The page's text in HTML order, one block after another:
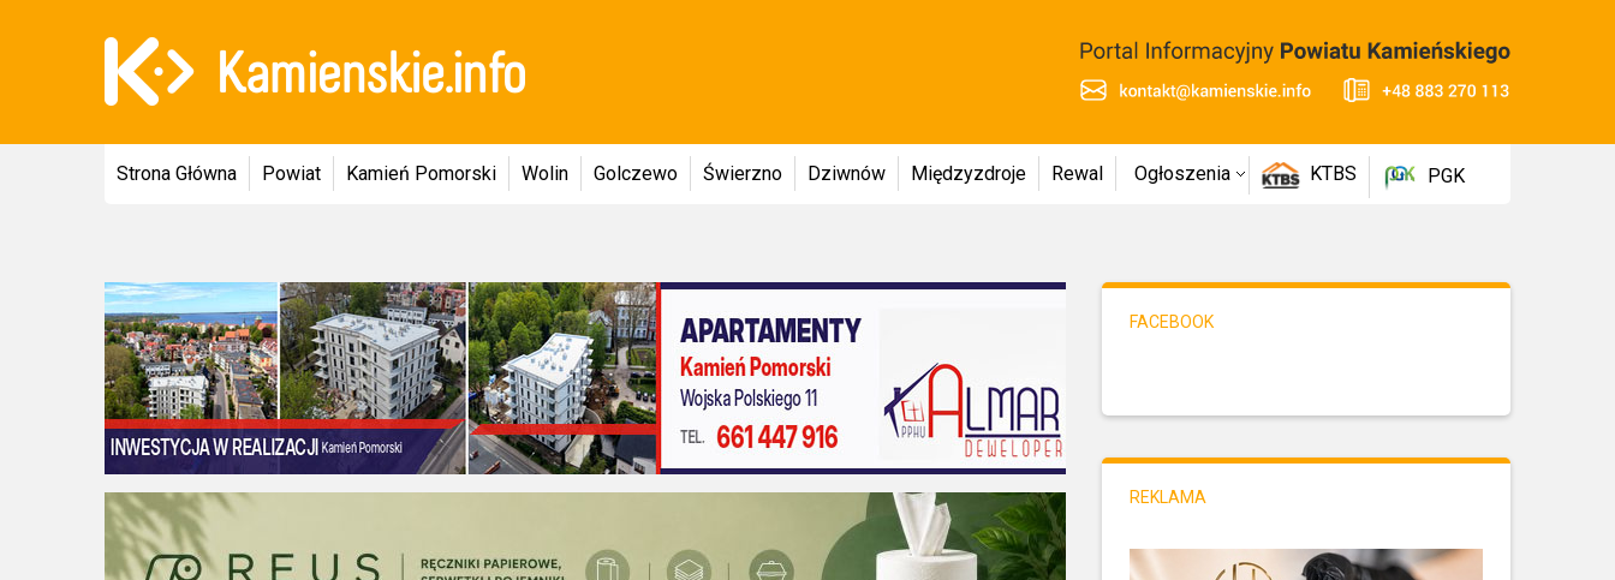
Strona Główna Powiat Kamień Pomorski Wolin Golczewo Świerzno Dziwnów Międzyzdroje Rewal Ogłoszenia KTBS PGK
FACEBOOK
REKLAMA